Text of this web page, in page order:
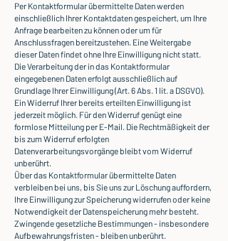
Per Kontaktformular übermittelte Daten werden
einschließlich Ihrer Kontaktdaten gespeichert, um Ihre
Anfrage bearbeiten zu können oder um für
Anschlussfragen bereitzustehen. Eine Weitergabe
dieser Daten findet ohne Ihre Einwilligung nicht statt.
Die Verarbeitung der in das Kontaktformular
eingegebenen Daten erfolgt ausschließlich auf
Grundlage Ihrer Einwilligung (Art. 6 Abs. 1 lit. a DSGVO).
Ein Widerruf Ihrer bereits erteilten Einwilligung ist
jederzeit möglich. Für den Widerruf genügt eine
formlose Mitteilung per E-Mail. Die Rechtmäßigkeit der
bis zum Widerruf erfolgten
Datenverarbeitungsvorgänge bleibt vom Widerruf
unberührt.
Über das Kontaktformular übermittelte Daten
verbleiben bei uns, bis Sie uns zur Löschung auffordern,
Ihre Einwilligung zur Speicherung widerrufen oder keine
Notwendigkeit der Datenspeicherung mehr besteht.
Zwingende gesetzliche Bestimmungen - insbesondere
Aufbewahrungsfristen - bleiben unberührt.